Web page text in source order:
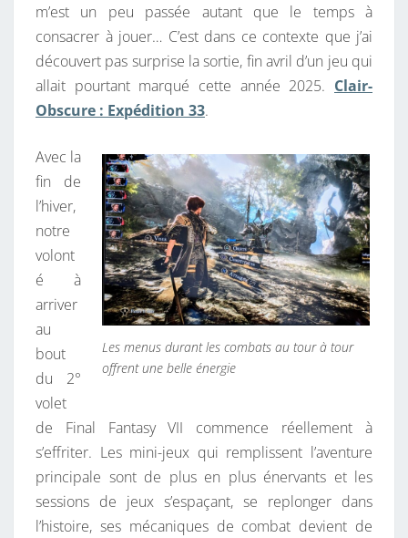
2
5
:
A
B
S
É
G
I
M
E
m’est un peu passée autant que le temps à
consacrer à jouer… C’est dans ce contexte que j’ai
découvert pas surprise la sortie, fin avril d’un jeu qui
allait pourtant marqué cette année 2025. Clair-
Obscure : Expédition 33.
Les menus durant les combats au tour à tour
offrent une belle énergie
Avec la
fin de
l’hiver,
notre
volont
é à
arriver
au
bout
du 2°
volet
de Final Fantasy VII commence réellement à
s’effriter. Les mini-jeux qui remplissent l’aventure
principale sont de plus en plus énervants et les
sessions de jeux s’espaçant, se replonger dans
l’histoire, ses mécaniques de combat devient de